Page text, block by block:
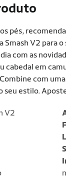
pés,
Smash V2 para
com as
cabedal em
com
seu estilo.
V2